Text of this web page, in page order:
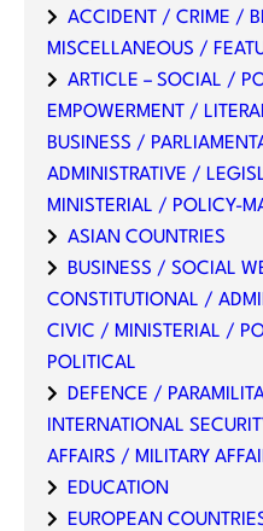
ACCIDENT / CRIME /
MISCELLANEOUS /
ARTICLE – SOCIAL /
EMPOWERMENT /
BUSINESS /
ADMINISTRATIVE /
MINISTERIAL / POLICY-
ASIAN COUNTRIES
BUSINESS / SOCIAL
CONSTITUTIONAL /
CIVIC / MINISTERIAL /
POLITICAL
DEFENCE /
INTERNATIONAL
AFFAIRS / MILITARY
EDUCATION
EUROPEAN